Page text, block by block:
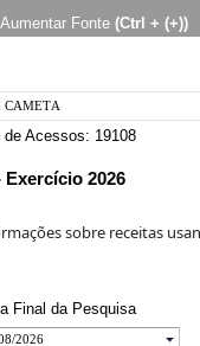
Aumentar Fonte (Ctrl + (+))
de Acessos: 19108